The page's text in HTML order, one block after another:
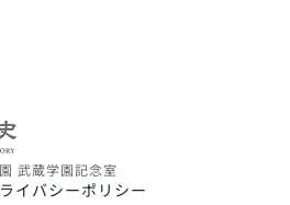
武蔵学園記念室
イバシーポリシー